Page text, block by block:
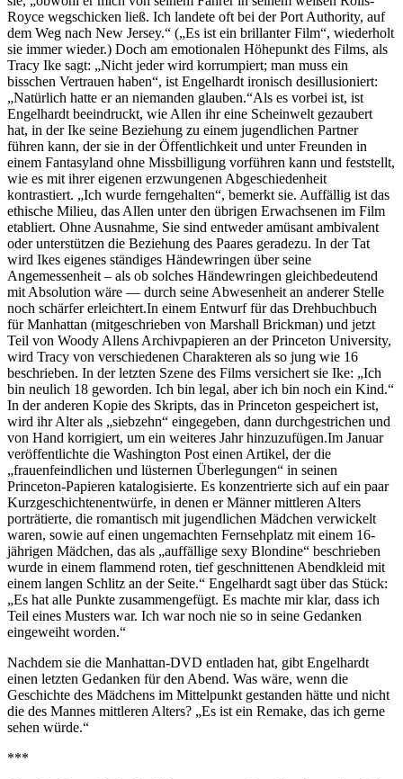
Royce wegschicken ließ. Ich landete oft bei der Port Authority, auf
dem Weg nach New Jersey.“ („Es ist ein brillanter Film“, wiederholt
sie immer wieder.) Doch am emotionalen Höhepunkt des Films, als
Tracy Ike sagt: „Nicht jeder wird korrumpiert; man muss ein
bisschen Vertrauen haben“, ist Engelhardt ironisch desillusioniert:
„Natürlich hatte er an niemanden glauben.“Als es vorbei ist, ist
Engelhardt beeindruckt, wie Allen ihr eine Scheinwelt gezaubert
hat, in der Ike seine Beziehung zu einem jugendlichen Partner
führen kann, der sie in der Öffentlichkeit und unter Freunden in
einem Fantasyland ohne Missbilligung vorführen kann und feststellt,
wie es mit ihrer eigenen erzwungenen Abgeschiedenheit
kontrastiert. „Ich wurde ferngehalten“, bemerkt sie. Auffällig ist das
ethische Milieu, das Allen unter den übrigen Erwachsenen im Film
etabliert. Ohne Ausnahme, Sie sind entweder amüsant ambivalent
oder unterstützen die Beziehung des Paares geradezu. In der Tat
wird Ikes eigenes ständiges Händewringen über seine
Angemessenheit – als ob solches Händewringen gleichbedeutend
mit Absolution wäre — durch seine Abwesenheit an anderer Stelle
noch schärfer erleichtert.In einem Entwurf für das Drehbuchbuch
für Manhattan (mitgeschrieben von Marshall Brickman) und jetzt
Teil von Woody Allens Archivpapieren an der Princeton University,
wird Tracy von verschiedenen Charakteren als so jung wie 16
beschrieben. In der letzten Szene des Films versichert sie Ike: „Ich
bin neulich 18 geworden. Ich bin legal, aber ich bin noch ein Kind.“
In der anderen Kopie des Skripts, das in Princeton gespeichert ist,
wird ihr Alter als „siebzehn“ eingegeben, dann durchgestrichen und
von Hand korrigiert, um ein weiteres Jahr hinzuzufügen.Im Januar
veröffentlichte die Washington Post einen Artikel, der die
„frauenfeindlichen und lüsternen Überlegungen“ in seinen
Princeton-Papieren katalogisierte. Es konzentrierte sich auf ein paar
Kurzgeschichtenentwürfe, in denen er Männer mittleren Alters
porträtierte, die romantisch mit jugendlichen Mädchen verwickelt
waren, sowie auf einen ungemachten Fernsehplatz mit einem 16-
jährigen Mädchen, das als „auffällige sexy Blondine“ beschrieben
wurde in einem flammend roten, tief geschnittenen Abendkleid mit
einem langen Schlitz an der Seite.“ Engelhardt sagt über das Stück:
„Es hat alle Punkte zusammengefügt. Es machte mir klar, dass ich
Teil eines Musters war. Ich war noch nie so in seine Gedanken
eingeweiht worden.“
Nachdem sie die Manhattan-DVD entladen hat, gibt Engelhardt
einen letzten Gedanken für den Abend. Was wäre, wenn die
Geschichte des Mädchens im Mittelpunkt gestanden hätte und nicht
die des Mannes mittleren Alters? „Es ist ein Remake, das ich gerne
sehen würde.“
***